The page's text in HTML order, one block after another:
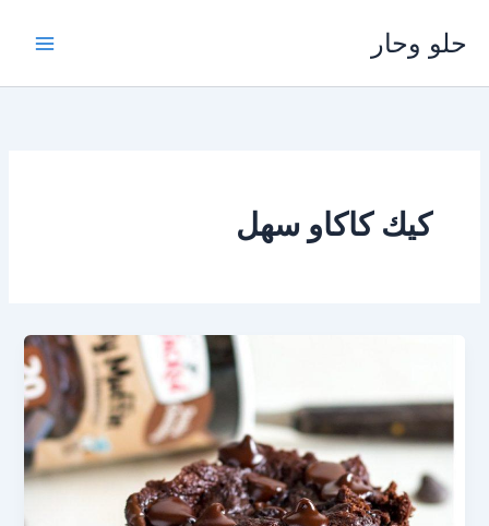
المحتوى
حلو وحار
كيك كاكاو سهل